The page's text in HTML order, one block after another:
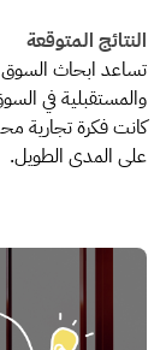
النتائج المتوقعة
تساعد ابحاث السوق
والمستقبلية في
كانت فكرة تجارية
على المدى الطويل.